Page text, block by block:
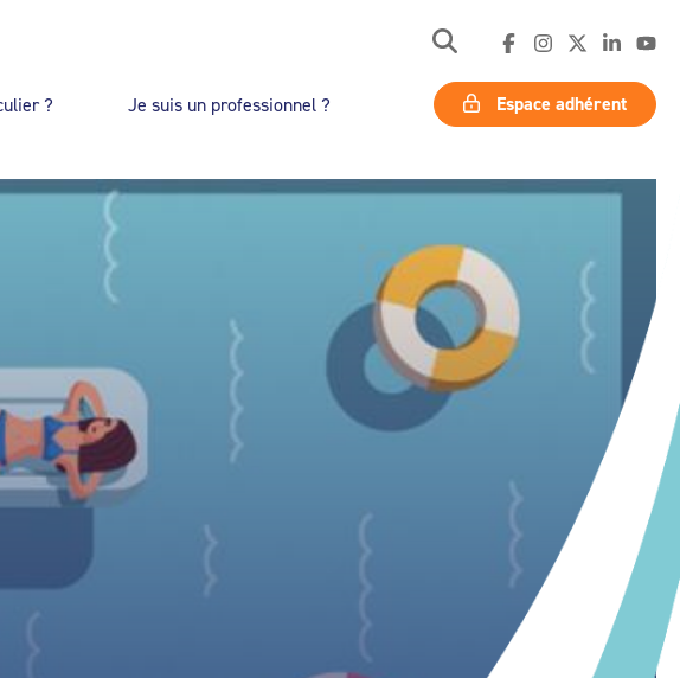
? Je suis un professionnel ? Espace adhérent